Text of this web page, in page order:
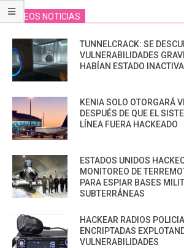
VIDEOS NOTICIAS
TUNNELCRACK: SE
VULNERABILIDADES
HABÍAN ESTADO
KENIA SOLO OTORGARÁ
DESPUÉS DE QUE EL
LÍNEA FUERA HACKEADO
ESTADOS UNIDOS
MONITOREO DE
PARA ESPIAR BASES
SUBTERRÁNEAS
HACKEAR RADIOS
ENCRIPTADAS
VULNERABILIDADES